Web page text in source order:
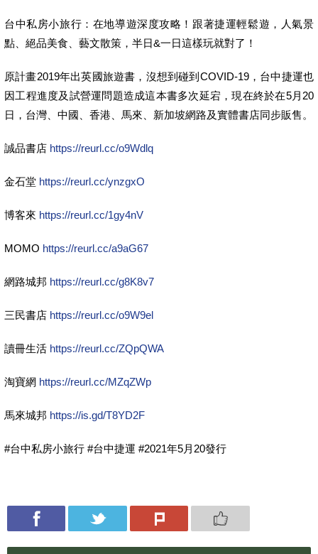
台中私房小旅行：在地導遊深度攻略！跟著捷運輕鬆遊，人氣景
點、絕品美食、藝文散策，半日&一日這樣玩就對了！
原計畫2019年出英國旅遊書，沒想到碰到COVID-19，台中捷運也
因工程進度及試營運問題造成這本書多次延宕，現在終於在5月20
日，台灣、中國、香港、馬來、新加坡網路及實體書店同步販售。
誠品書店 https://reurl.cc/o9Wdlq
金石堂 https://reurl.cc/ynzgxO
博客來 https://reurl.cc/1gy4nV
MOMO https://reurl.cc/a9aG67
網路城邦 https://reurl.cc/g8K8v7
三民書店 https://reurl.cc/o9W9el
讀冊生活 https://reurl.cc/ZQpQWA
淘寶網 https://reurl.cc/MZqZWp
馬來城邦 https://is.gd/T8YD2F
#台中私房小旅行 #台中捷運 #2021年5月20發行